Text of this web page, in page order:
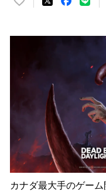
い
読
で
す
カナダ最大手のゲー